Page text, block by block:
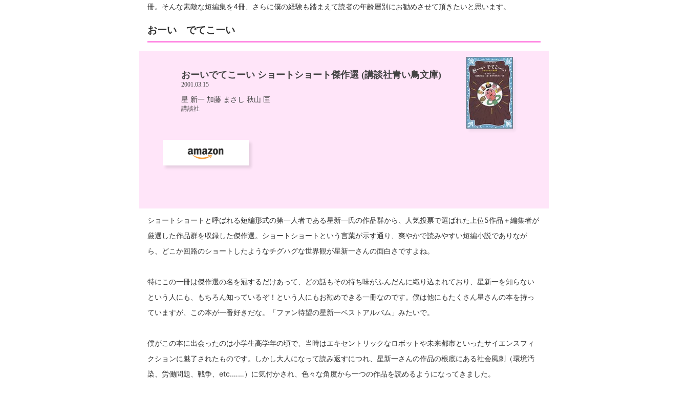
冊。そんな素敵な短編集を4冊、さらに僕の経験も踏まえて読者の年齢層別にお勧めさせて頂きたいと思います。
おーい でてこーい
ショートショートと呼ばれる短編形式の第一人者である星新一氏の作品群から、人気投票で選ばれた上位5作品＋編集者が
厳選した作品群を収録した傑作選。ショートショートという言葉が示す通り、爽やかで読みやすい短編小説でありなが
ら、どこか回路のショートしたようなチグハグな世界観が星新一さんの面白さですよね。
特にこの一冊は傑作選の名を冠するだけあって、どの話もその持ち味がふんだんに織り込まれており、星新一を知らない
という人にも、もちろん知っているぞ！という人にもお勧めできる一冊なのです。僕は他にもたくさん星さんの本を持っ
ていますが、この本が一番好きだな。「ファン待望の星新一ベストアルバム」みたいで。
僕がこの本に出会ったのは小学生高学年の頃で、当時はエキセントリックなロボットや未来都市といったサイエンスフィ
クションに魅了されたものです。しかし大人になって読み返すにつれ、星新一さんの作品の根底にある社会風刺（環境汚
染、労働問題、戦争、etc.……）に気付かされ、色々な角度から一つの作品を読めるようになってきました。